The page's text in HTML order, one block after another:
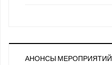
АНОНСЫ МЕРОПРИЯТИЙ